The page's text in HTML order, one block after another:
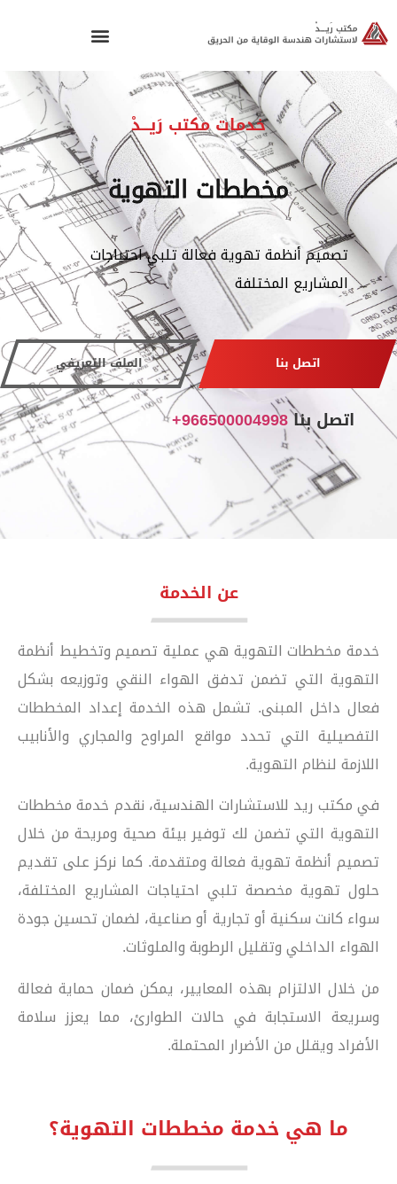
خدمات مكتب رَيـــدْ
مخططات التهوية
تصميم أنظمة تهوية فعالة تلبي احتياجات
المشاريع المختلفة
اتصل بنا الملف التعريفي
اتصل بنا966500004998+
عن الخدمة
خدمة مخططات التهوية هي عملية تصميم وتخطيط أنظمة
التهوية التي تضمن تدفق الهواء النقي وتوزيعه بشكل
فعال داخل المبنى. تشمل هذه الخدمة إعداد المخططات
التفصيلية التي تحدد مواقع المراوح والمجاري والأنابيب
اللازمة لنظام التهوية.
في مكتب ريد للاستشارات الهندسية، نقدم خدمة مخططات
التهوية التي تضمن لك توفير بيئة صحية ومريحة من خلال
تصميم أنظمة تهوية فعالة ومتقدمة. كما نركز على تقديم
حلول تهوية مخصصة تلبي احتياجات المشاريع المختلفة،
سواء كانت سكنية أو تجارية أو صناعية، لضمان تحسين جودة
الهواء الداخلي وتقليل الرطوبة والملوثات.
من خلال الالتزام بهذه المعايير، يمكن ضمان حماية فعالة
وسريعة الاستجابة في حالات الطوارئ، مما يعزز سلامة
الأفراد ويقلل من الأضرار المحتملة.
ما هي خدمة مخططات التهوية؟